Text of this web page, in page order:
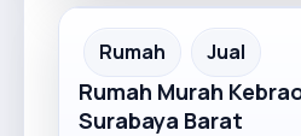
Recommended
Rumah Jual
Rumah Murah
Surabaya Barat